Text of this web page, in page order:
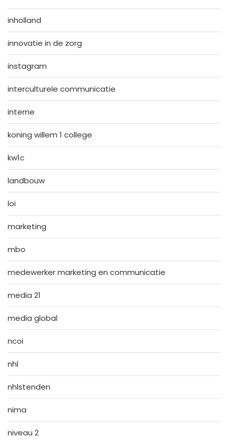
inholland
innovatie in de zorg
instagram
interculturele communicatie
interne
koning willem 1 college
kw1c
landbouw
loi
marketing
mbo
medewerker marketing en communicatie
media 21
media global
ncoi
nhl
nhlstenden
nima
niveau 2